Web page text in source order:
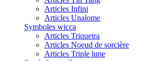
Articles Infini
Articles Unalome
Symboles wicca
Articles Triquetra
Articles Noeud de sorcière
Articles Triple lune